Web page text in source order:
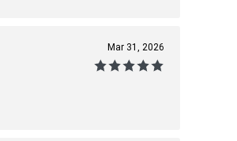
Mar 31, 2026